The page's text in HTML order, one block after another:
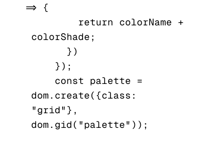
=> {
colorShade;
dom.create({class:
"grid"},
dom.gid("palette"));